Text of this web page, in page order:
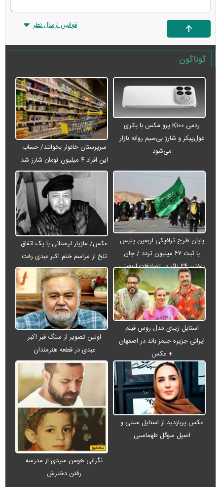
قوانین ارسال نظر
گوناگون
ردمی K۱۰۰ پرو مکس با باتری
غول‌پیکر و شارژ بی‌سیم روانه بازار
می‌شود
سرپرستان خانوار بخوانند/ حساب
این افراد ۴ میلیون تومان شارژ شد
پایان طرح ترافیکی اربعین پلیس
با ثبت ۶۷ میلیون تردد / جان
باختن ۲۴ زائر در تصادفات اربعینی
عکس/ مازیار لرستانی با یک اتفاق
تلخ از مراسم ختم اکبر عبدی رفت
استایل زیبای مدل روس فیلم
ایرانی جزیره جیمز باند در اصفهان
+ عکس
اولین تصویر از سنگ قبر اکبر
عبدی در قطعه هنرمندان
عکس پربازدید از استایل سنتی و
اصیل سوگل طهماسبی
نگرانی هومن سیدی از مدرسه
رفتن دخترش